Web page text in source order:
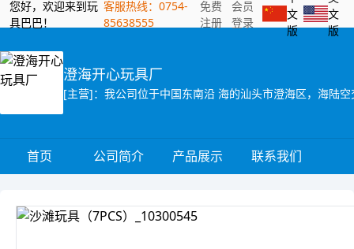
您好，欢迎来到玩
具巴巴！
客服热线：0754-
85638555
免费
注册
会员
登录
文
版
文
版
澄海开心玩具厂
首页 公司简介 产品展示 联系我们